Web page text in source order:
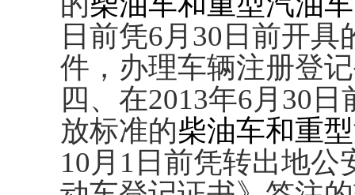
日前凭6月30日前开
件，办理车辆注册登
四、在2013年6月30
放标准的柴油车和重
10月1日前凭转出地